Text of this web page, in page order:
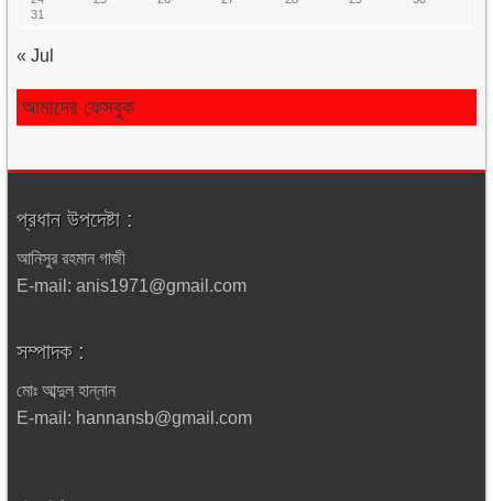
31
« Jul
আমাদের ফেসবুক
প্রধান উপদেষ্টা :
আনিসুর রহমান গাজী
E-mail: anis1971@gmail.com
সম্পাদক :
মোঃ আব্দুল হান্নান
E-mail: hannansb@gmail.com